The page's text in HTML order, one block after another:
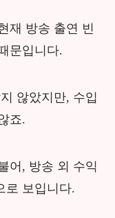
재 방송 출연 빈
문입니다.
않았지만, 수입
죠.
어, 방송 외 수익
로 보입니다.